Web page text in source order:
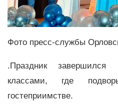
Фото пресс-службы
.Праздник
классами, где
гостеприимстве.